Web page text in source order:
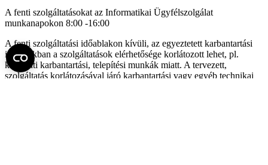
A fenti szolgáltatásokat az Informatikai Ügyfélszolgálat
munkanapokon 8:00 -16:00
A fenti szolgáltatási időablakon kívüli, az egyeztetett karbantartási
időablakban a szolgáltatások elérhetősége korlátozott lehet, pl.
központi karbantartási, telepítési munkák miatt. A tervezett,
szolgáltatás korlátozásával járó karbantartási vagy egyéb technikai